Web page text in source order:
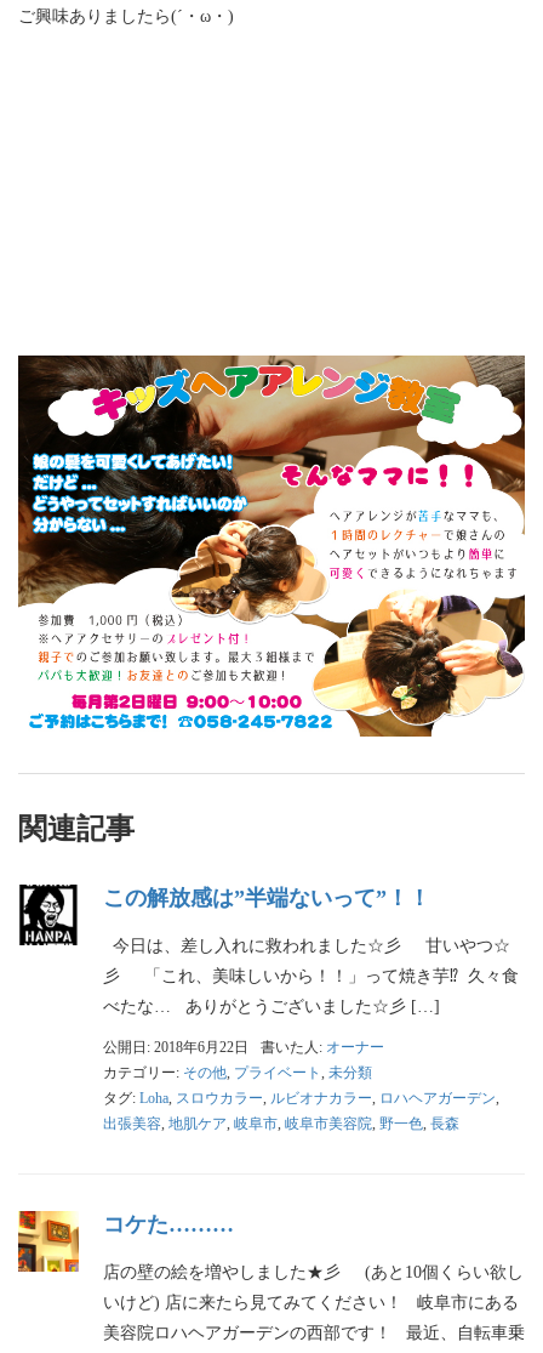
ご興味ありましたら(´・ω・)
関連記事
この解放感は”半端ないって”！！
今日は、差し入れに救われました☆彡 甘いやつ☆
彡 「これ、美味しいから！！」って焼き芋⁉︎ 久々食
べたな… ありがとうございました☆彡 […]
公開日: 2018年6月22日 書いた人: オーナー
カテゴリー: その他, プライベート , 未分類
タグ: Loha, スロウカラー, ルビオナカラー, ロハヘアガーデン,
出張美容, 地肌ケア, 岐阜市, 岐阜市美容院, 野一色, 長森
コケた………
店の壁の絵を増やしました★彡 (あと10個くらい欲し
いけど) 店に来たら見てみてください！ 岐阜市にある
美容院ロハヘアガーデンの西部です！ 最近、自転車乗